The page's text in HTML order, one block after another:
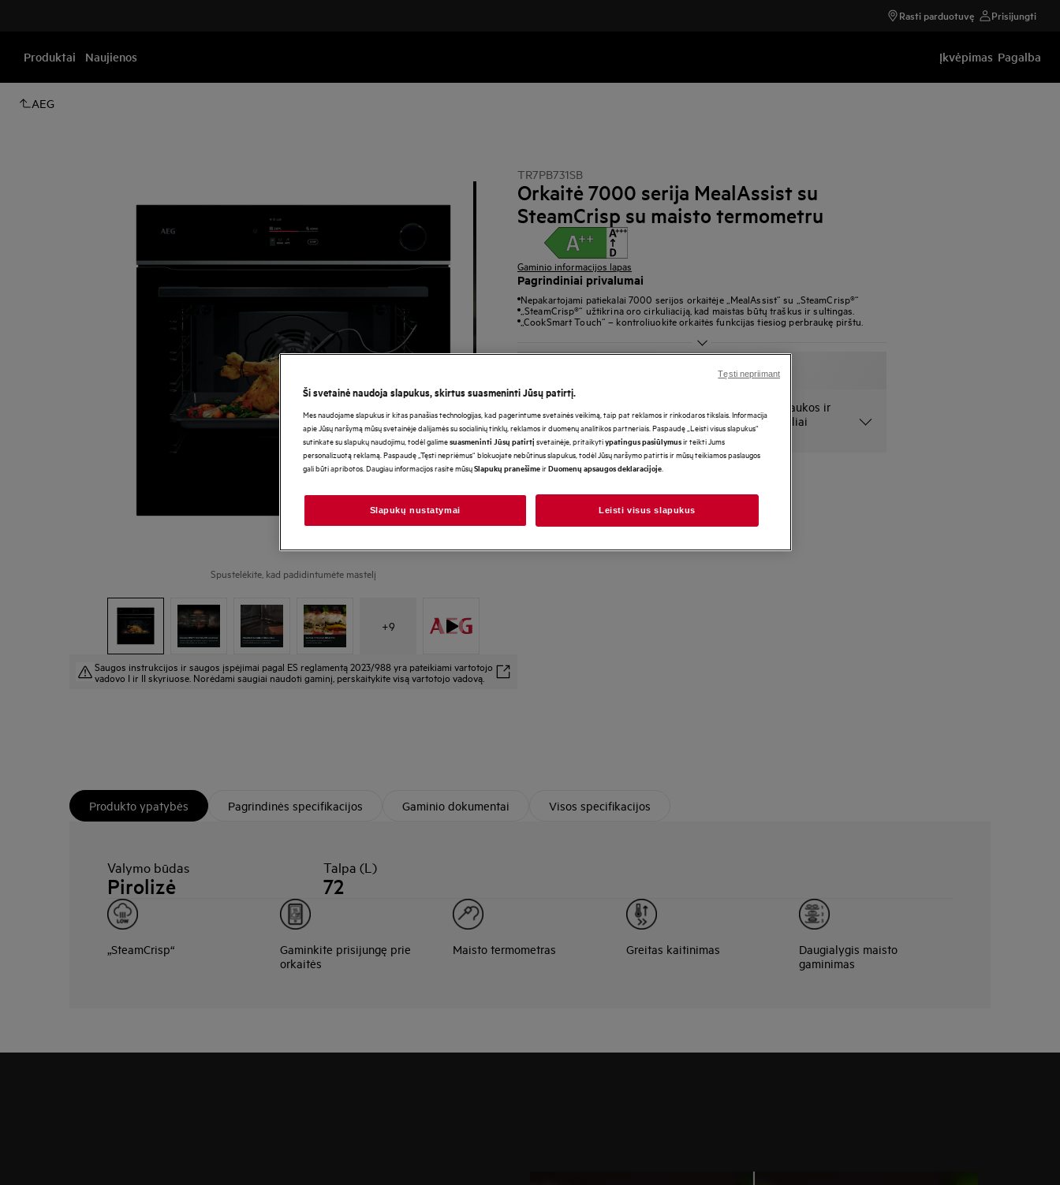
Rasti parduotuvę Prisijungti
Produktai Naujienos Įkvėpimas Pagalba
AEG
Spustelėkite, kad padidintumėte mastelį
+9
Saugos instrukcijos ir saugos įspėjimai pagal ES reglamentą 2023/988 yra pateikiami vartotojo
vadovo I ir II skyriuose. Norėdami saugiai naudoti gaminį, perskaitykite visą vartotojo vadovą.
TR7PB731SB
Orkaitė 7000 serija MealAssist su
SteamCrisp su maisto termometru
Gaminio informacijos lapas
Pagrindiniai privalumai
Nepakartojami patiekalai 7000 serijos orkaitėje „MealAssist“ su „SteamCrisp®“
„SteamCrisp®“ užtikrina oro cirkuliaciją, kad maistas būtų traškus ir sultingas.
„CookSmart Touch“ – kontroliuokite orkaitės funkcijas tiesiog perbraukę pirštu.
*Produkto puslapio galerijoje pateiktos nuotraukos ir
vaizdo įrašai yra tik iliustraciniai ir gali netiksliai
atvaizduoti šį modelį.
Produkto ypatybės Pagrindinės specifikacijos Gaminio dokumentai Visos specifikacijos
Valymo būdas
Pirolizė
Talpa (L)
72
„SteamCrisp“
Gaminkite prisijungę prie
orkaitės
Maisto termometras Greitas kaitinimas
Daugialygis maisto
gaminimas
Ši svetainė naudoja slapukus, skirtus suasmeninti Jūsų patirtį.
Mes naudojame slapukus ir kitas panašias technologijas, kad pagerintume svetainės veikimą, taip pat reklamos ir rinkodaros tikslais. Informacija
apie Jūsų naršymą mūsų svetainėje dalijamės su socialinių tinklų, reklamos ir duomenų analitikos partneriais. Paspaudę „Leisti visus slapukus“
sutinkate su slapukų naudojimu, todėl galimesuasmeninti Jūsų patirtį svetainėje, pritaikytiypatingus pasiūlymusir teikti Jums
personalizuotą reklamą. Paspaudę „Tęsti nepriėmus“ blokuojate nebūtinus slapukus, todėl Jūsų naršymo patirtis ir mūsų teikiamos paslaugos
gali būti apribotos. Daugiau informacijos rasite mūsųSlapukų pranešimeirDuomenų apsaugos deklaracijoje
Slapukų nustatymai Leisti visus slapukus
Tęsti nepriimant